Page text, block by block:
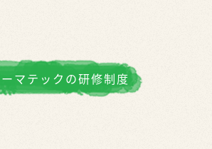
マテックの研修制度